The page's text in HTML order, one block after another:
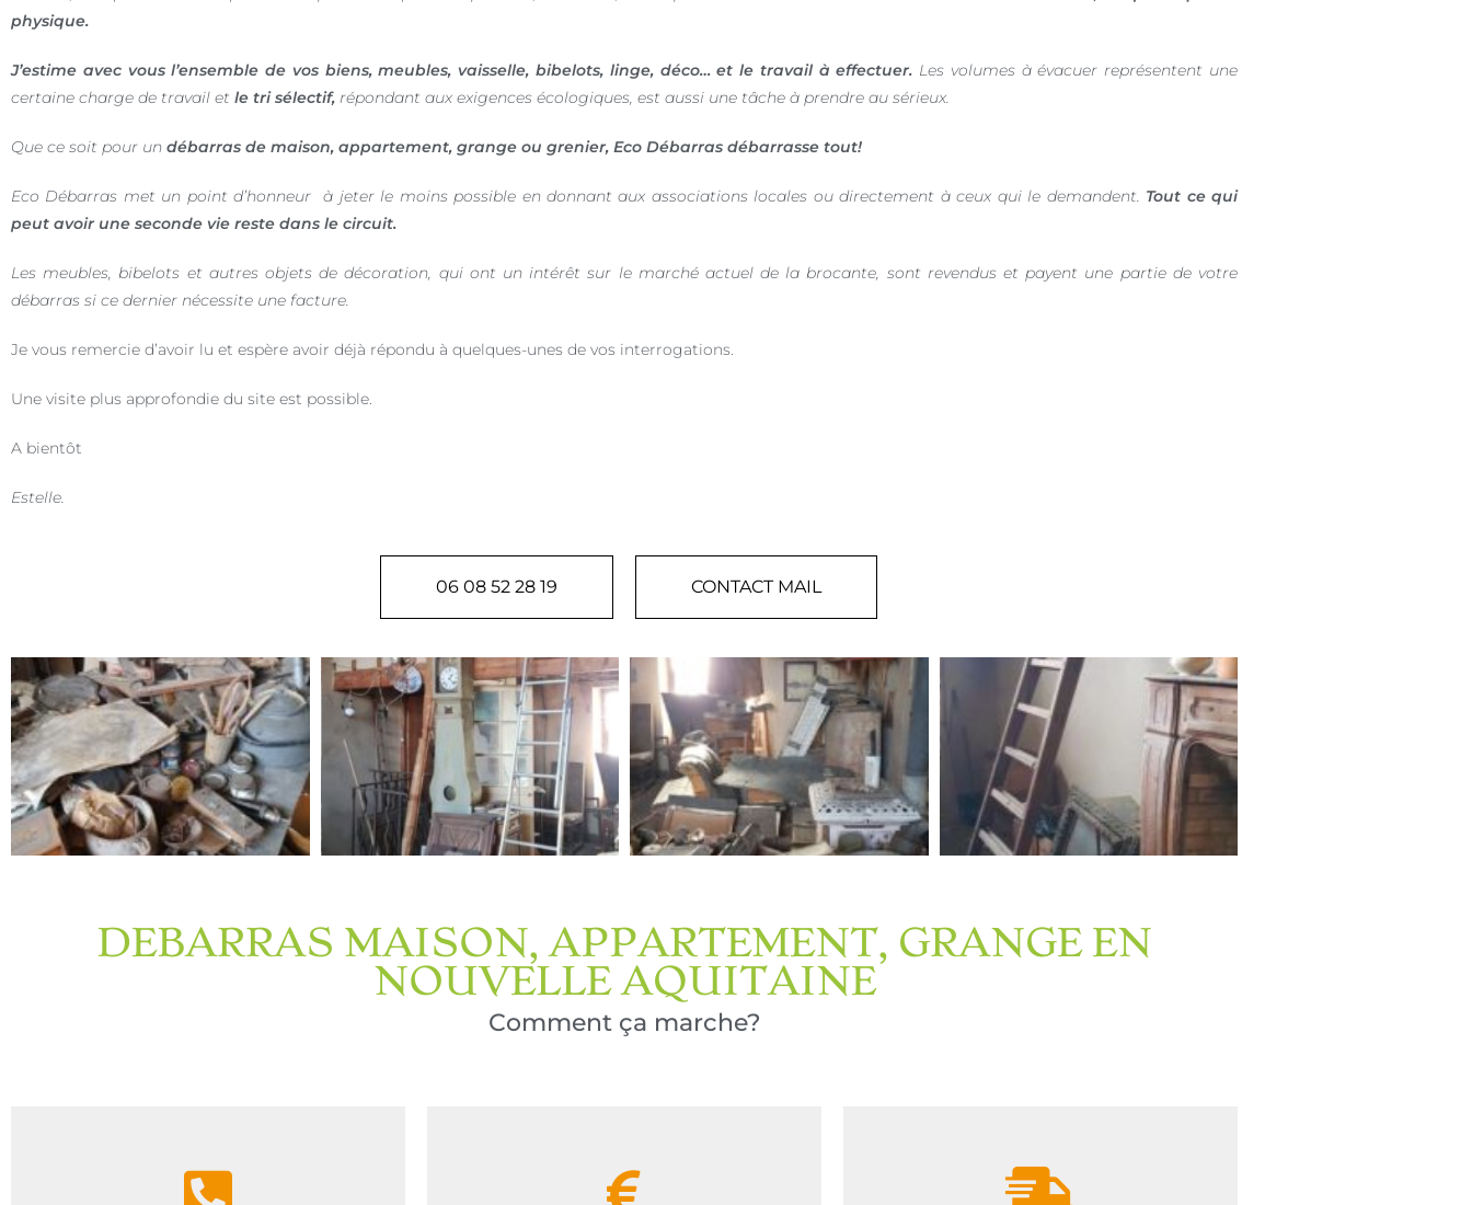
physique.
J’estime avec vous l’ensemble de vos biens, meubles, vaisselle, bibelots, linge, déco… et le travail à effectuer. Les volumes à évacuer représentent une
certaine charge de travail et le tri sélectif, répondant aux exigences écologiques, est aussi une tâche à prendre au sérieux.
Que ce soit pour un débarras de maison, appartement, grange ou grenier, Eco Débarras débarrasse tout!
Eco Débarras met un point d’honneur à jeter le moins possible en donnant aux associations locales ou directement à ceux qui le demandent. Tout ce qui
peut avoir une seconde vie reste dans le circuit.
Les meubles, bibelots et autres objets de décoration, qui ont un intérêt sur le marché actuel de la brocante, sont revendus et payent une partie de votre
débarras si ce dernier nécessite une facture.
Je vous remercie d’avoir lu et espère avoir déjà répondu à quelques-unes de vos interrogations.
Une visite plus approfondie du site est possible.
A bientôt
Estelle.
06 08 52 28 19 CONTACT MAIL
DEBARRAS MAISON, APPARTEMENT, GRANGE EN
NOUVELLE AQUITAINE
Comment ça marche?